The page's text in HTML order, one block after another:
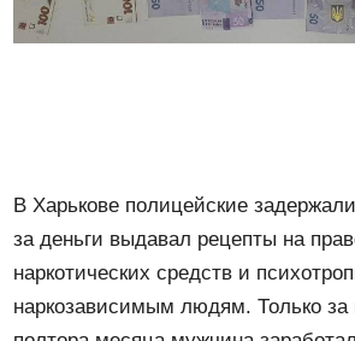
В Харькове полицейские
за деньги выдавал рецепты на
наркотических средств и
наркозависимым людям. Только за